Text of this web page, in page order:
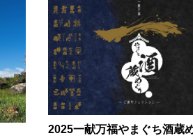
2025一献万福やまぐち酒蔵